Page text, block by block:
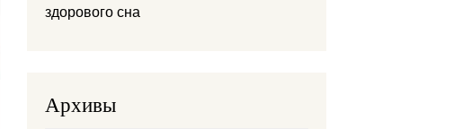
здорового сна
Архивы